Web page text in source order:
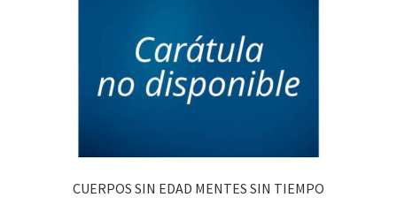
CUERPOS SIN EDAD MENTES SIN TIEMPO